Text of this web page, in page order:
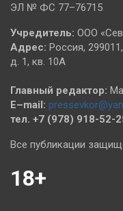
ЭЛ № ФС 77–76715
Учредитель: ООО
Адрес: Россия,
д. 1, кв. 10А
Главный редактор:
E–mail:
тел. +7 (978) 918-52-
Все публикации
18+